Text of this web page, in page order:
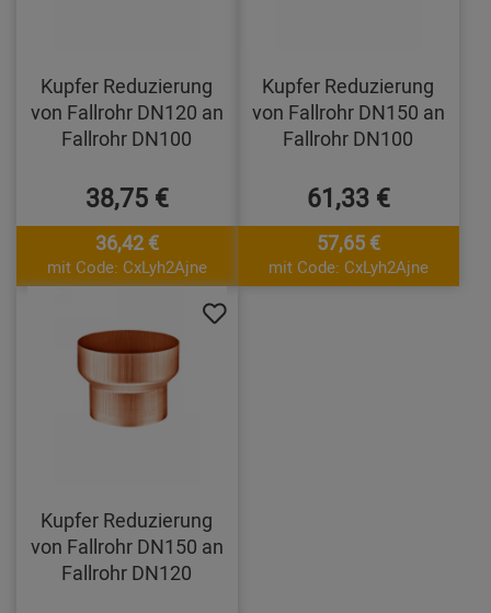
Kupfer Reduzierung
von Fallrohr DN120 an
Fallrohr DN100
38,75 €
36,42 €
mit Code: CxLyh2Ajne
Kupfer Reduzierung
von Fallrohr DN150 an
Fallrohr DN100
61,33 €
57,65 €
mit Code: CxLyh2Ajne
Kupfer Reduzierung
von Fallrohr DN150 an
Fallrohr DN120